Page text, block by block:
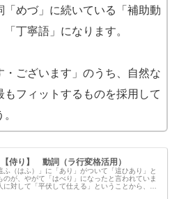
「めづ」に続いている「補助動
丁寧語」になります。
・ございます」のうち、自然な
もフィットするものを採用して
侍り】 動詞（ラ行変格活用）
ふ（はふ）」に「あり」がついて「這ひあり」と
のが、やがて「はべり」になったと言われていま
に対して「平伏して仕える」ということから、